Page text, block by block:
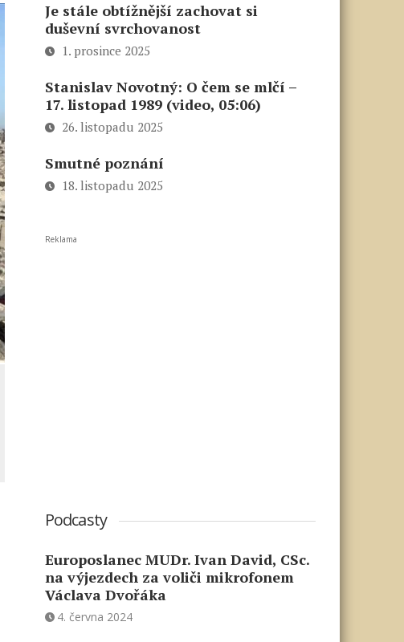
Je stále obtížnější zachovat si
duševní svrchovanost
1. prosince 2025
Stanislav Novotný: O čem se mlčí –
17. listopad 1989 (video, 05:06)
26. listopadu 2025
Smutné poznání
18. listopadu 2025
Reklama
Podcasty
Europoslanec MUDr. Ivan David, CSc.
na výjezdech za voliči mikrofonem
Václava Dvořáka
4. června 2024